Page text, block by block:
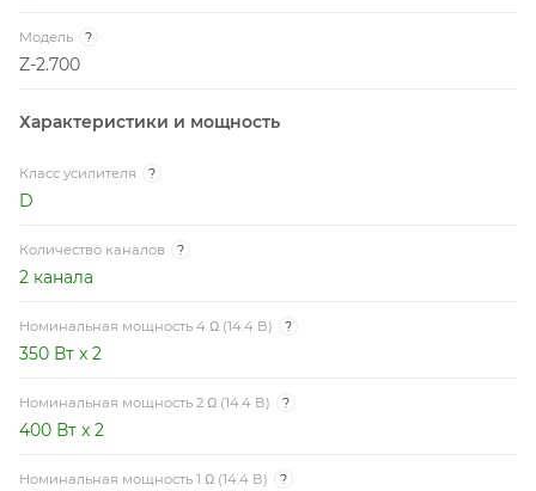
Модель ?
Z-2.700
Характеристики и мощность
Класс усилителя ?
D
Количество каналов ?
2 канала
Номинальная мощность 4 Ω (14.4 В) ?
350 Вт x 2
Номинальная мощность 2 Ω (14.4 В) ?
400 Вт x 2
Номинальная мощность 1 Ω (14.4 В) ?